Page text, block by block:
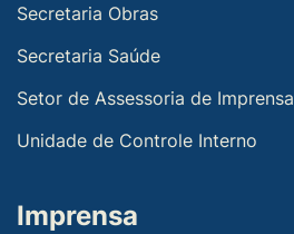
Secretaria Obras
Secretaria Saúde
Setor de Assessoria de Imprensa
Unidade de Controle Interno
Imprensa